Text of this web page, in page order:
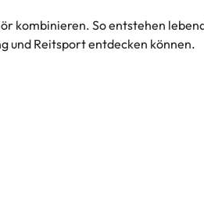
kombinieren. So entstehen
und Reitsport entdecken können.